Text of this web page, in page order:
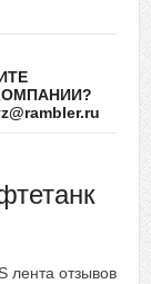
лента отзывов